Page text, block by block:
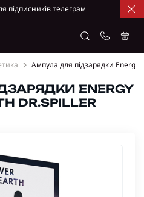
підписників телеграм
Ампула для підзарядки Energy
ENERGY
DR.SPILLER